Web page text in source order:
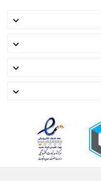



